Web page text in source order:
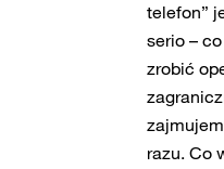
telefon”
serio –
zrobić
razu. Co